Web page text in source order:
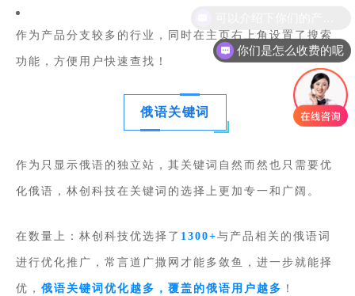
作为产品分支较多的行业，同时在主页右上角设置了搜索
功能，方便用户快速查找！
俄语关键词
作为只显示俄语的独立站，其关键词自然而然也只需要优
化俄语，林创科技在关键词的选择上更加专一和广阔。
在数量上：林创科技优选择了 1300+与产品相关的俄语词
进行优化推广，常言道广撒网才能多敛鱼，进一步就能择
优， 俄语关键词优化越多，覆盖的俄语用户越多 ！
你们是怎么收费的呢